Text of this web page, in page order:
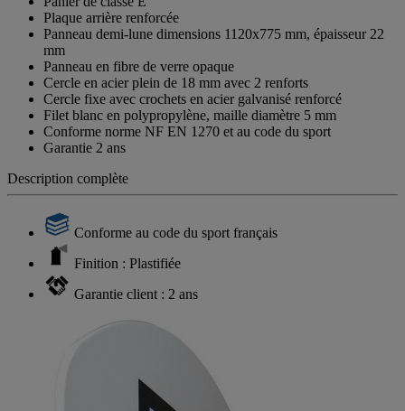
Plaque arrière renforcée
Panneau demi-lune dimensions 1120x775 mm, épaisseur 22
mm
Panneau en fibre de verre opaque
Cercle en acier plein de 18 mm avec 2 renforts
Cercle fixe avec crochets en acier galvanisé renforcé
Filet blanc en polypropylène, maille diamètre 5 mm
Conforme norme NF EN 1270 et au code du sport
Garantie 2 ans
Description complète
Conforme au code du sport français
Finition : Plastifiée
Garantie client : 2 ans